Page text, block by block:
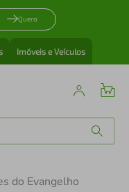
Quero
Imóveis e Veículos
do Evangelho